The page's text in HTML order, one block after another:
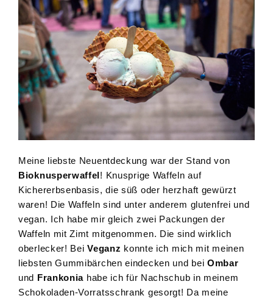
Meine liebste Neuentdeckung war der Stand von
Bioknusperwaffel! Knusprige Waffeln auf
Kichererbsenbasis, die süß oder herzhaft gewürzt
waren! Die Waffeln sind unter anderem glutenfrei und
vegan. Ich habe mir gleich zwei Packungen der
Waffeln mit Zimt mitgenommen. Die sind wirklich
oberlecker! BeiVeganz konnte ich mich mit meinen
liebsten Gummibärchen eindecken und beiOmbar
und Frankonia habe ich für Nachschub in meinem
Schokoladen-Vorratsschrank gesorgt! Da meine